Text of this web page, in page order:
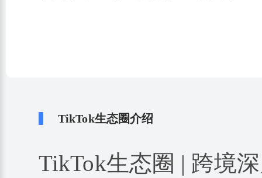
TikTok生态圈介绍
TikTok生态圈 | 跨境